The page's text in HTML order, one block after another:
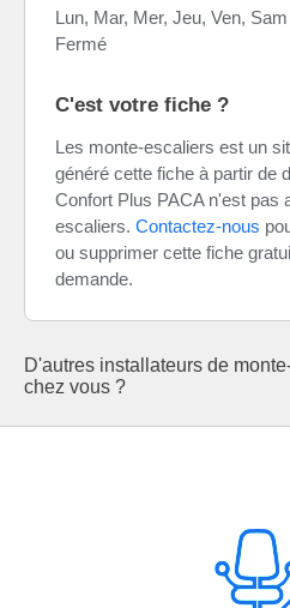
Lun, Mar, Mer, Jeu, Ven,
Fermé
C'est votre fiche ?
Les monte-escaliers est un
généré cette fiche à partir de
Confort Plus PACA n'est pas
escaliers. Contactez-nous
ou supprimer cette fiche
demande.
D'autres installateurs de
chez vous ?